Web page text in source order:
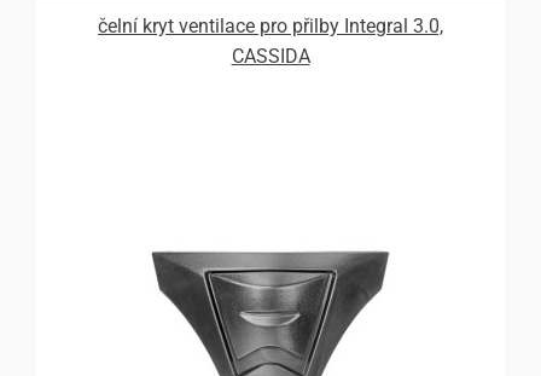
čelní kryt ventilace pro přilby Integral 3.0,
CASSIDA